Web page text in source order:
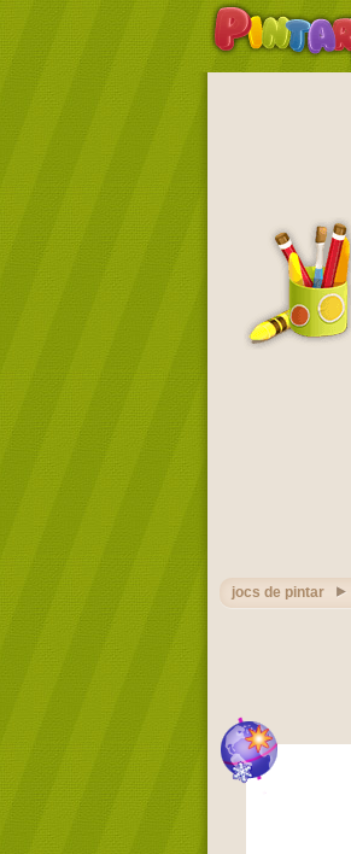
jocs de pintar